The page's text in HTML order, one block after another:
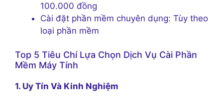
100.000 đồng
Cài đặt phần mềm chuyên dụng: Tùy theo
loại phần mềm
Top 5 Tiêu Chí Lựa Chọn Dịch Vụ Cài Phần
Mềm Máy Tính
1. Uy Tín Và Kinh Nghiệm